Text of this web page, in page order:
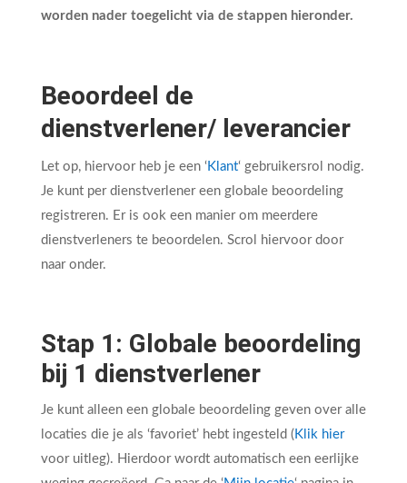
worden nader toegelicht via de stappen hieronder.
Beoordeel de
dienstverlener/ leverancier
Let op, hiervoor heb je een ‘ Klant‘ gebruikersrol nodig.
Je kunt per dienstverlener een globale beoordeling
registreren. Er is ook een manier om meerdere
dienstverleners te beoordelen. Scrol hiervoor door
naar onder.
Stap 1: Globale beoordeling
bij 1 dienstverlener
Je kunt alleen een globale beoordeling geven over alle
locaties die je als ‘favoriet’ hebt ingesteld ( Klik hier
voor uitleg). Hierdoor wordt automatisch een eerlijke